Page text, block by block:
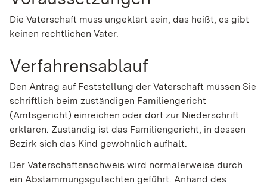
Die Vaterschaft muss ungeklärt sein, das heißt, es gibt
keinen rechtlichen Vater.
Verfahrensablauf
Den Antrag auf Feststellung der Vaterschaft müssen Sie
schriftlich beim zuständigen Familiengericht
(Amtsgericht) einreichen oder dort zur Niederschrift
erklären. Zuständig ist das Familiengericht, in dessen
Bezirk sich das Kind gewöhnlich aufhält.
Der Vaterschaftsnachweis wird normalerweise durch
ein Abstammungsgutachten geführt. Anhand des